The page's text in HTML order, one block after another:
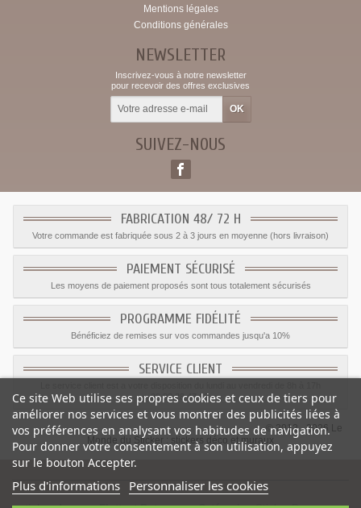
Mentions légales
Conditions générales
NEWSLETTER
Inscrivez-vous à notre newsletter
pour recevoir des offres exclusives
SUIVEZ-NOUS
FABRICATION 48/ 72 H
Votre commande est fabriquée sous 2 à 3 jours en moyenne (hors livraison)
PAIEMENT SÉCURISÉ
Les moyens de paiement proposés sont tous totalement sécurisés
PROGRAMME FIDÉLITÉ
Bénéficiez de remises sur vos commandes jusqu'a 10%
SERVICE CLIENT
09.82.28.47.69.
© 2012 - 2026 Le
Monde du Sticker :
stickers déco et muraux
Ce site Web utilise ses propres cookies et ceux de tiers pour
améliorer nos services et vous montrer des publicités liées à
vos préférences en analysant vos habitudes de navigation.
Pour donner votre consentement à son utilisation, appuyez
sur le bouton Accepter.
Plus d'informations Personnaliser les cookies